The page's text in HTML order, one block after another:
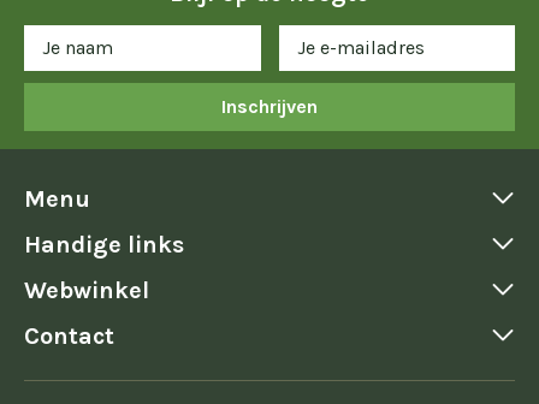
Inschrijven
Menu
Handige links
Webwinkel
Contact